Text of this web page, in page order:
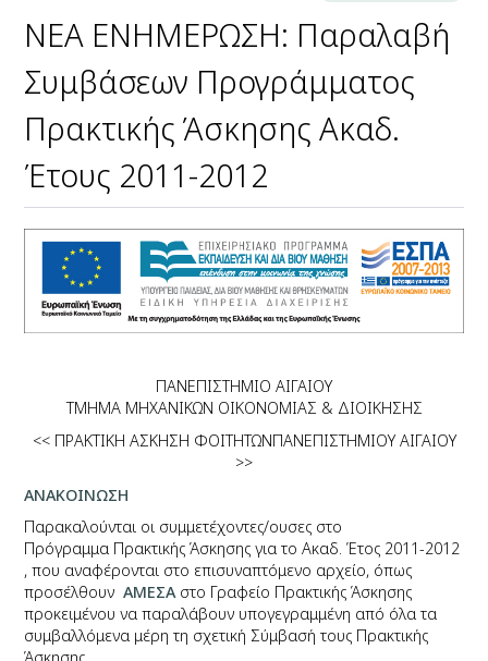
NEA ΕΝΗΜΕΡΩΣΗ: Παραλαβή
Συμβάσεων Προγράμματος
Πρακτικής Άσκησης Ακαδ.
Έτους 2011-2012
ΠΑΝΕΠΙΣΤΗΜΙΟ ΑΙΓΑΙΟΥ
ΤΜΗΜΑ ΜΗΧΑΝΙΚΩΝ ΟΙΚΟΝΟΜΙΑΣ & ΔΙΟΙΚΗΣΗΣ
<< ΠΡΑΚΤΙΚΗ ΑΣΚΗΣΗ ΦΟΙΤΗΤΩΝΠΑΝΕΠΙΣΤΗΜΙΟΥ ΑΙΓΑΙΟΥ
>>
ΑΝΑΚΟΙΝΩΣΗ
Παρακαλούνται οι συμμετέχοντες/ουσες στο
Πρόγραμμα Πρακτικής Άσκησης για το Ακαδ. Έτος 2011-2012
, που αναφέρονται στο επισυναπτόμενο αρχείο, όπως
προσέλθουνΑΜΕΣΑστο Γραφείο Πρακτικής Άσκησης
προκειμένου να παραλάβουν υπογεγραμμένη από όλα τα
συμβαλλόμενα μέρη τη σχετική Σύμβασή τους Πρακτικής